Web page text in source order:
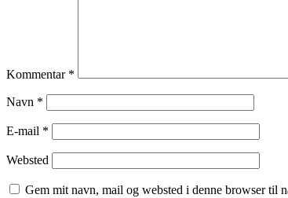
Kommentar *
Navn *
E-mail *
Websted
Gem mit navn, mail og websted i denne browser til